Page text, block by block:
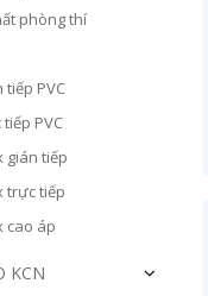
phòng thí
tiếp PVC
PVC
gián tiếp
trực tiếp
cao áp
KCN